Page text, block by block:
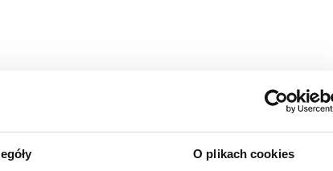
O plikach cookies